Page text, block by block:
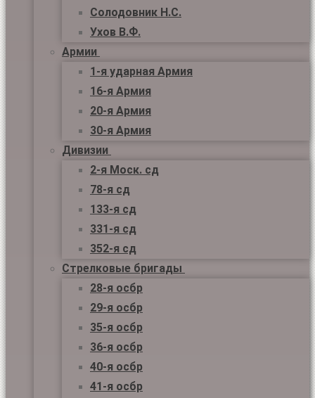
Солодовник Н.С.
Ухов В.Ф.
Армии
1-я ударная Армия
16-я Армия
20-я Армия
30-я Армия
Дивизии
2-я Моск. сд
78-я сд
133-я сд
331-я сд
352-я сд
Стрелковые бригады
28-я осбр
29-я осбр
35-я осбр
36-я осбр
40-я осбр
41-я осбр